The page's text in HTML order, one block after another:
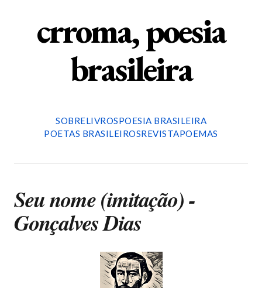
crroma, poesia
brasileira
SOBRELIVROSPOESIA BRASILEIRA
POETAS BRASILEIROSREVISTAPOEMAS
Seu nome (imitação) -
Gonçalves Dias